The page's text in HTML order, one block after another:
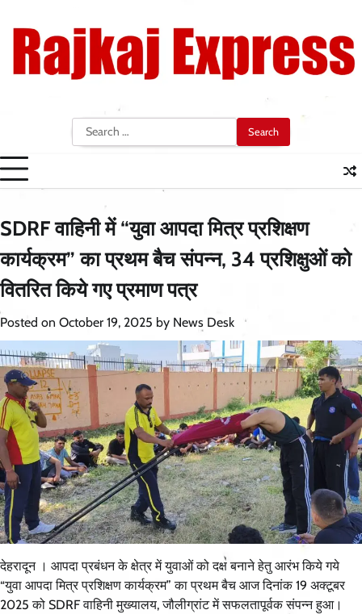
content
Search
for:
SDRF वाहिनी में “युवा आपदा मित्र प्रशिक्षण
कार्यक्रम” का प्रथम बैच संपन्न, 34 प्रशिक्षुओं को
वितरित किये गए प्रमाण पत्र
Posted on October 19, 2025 by News Desk
देहरादून । आपदा प्रबंधन के क्षेत्र में युवाओं को दक्ष बनाने हेतु आरंभ किये गये
“युवा आपदा मित्र प्रशिक्षण कार्यक्रम” का प्रथम बैच आज दिनांक 19 अक्टूबर
2025 को SDRF वाहिनी मुख्यालय, जौलीग्रांट में सफलतापूर्वक संपन्न हुआ।